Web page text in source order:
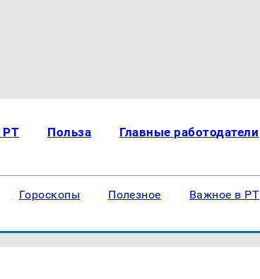
РТ Польза Главные работодатели
Гороскопы Полезное Важное в РТ